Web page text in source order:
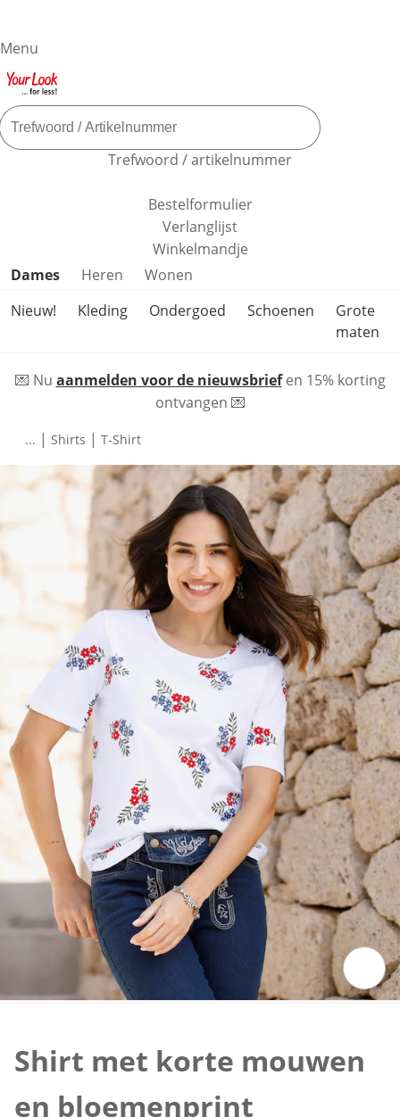
Menu
Trefwoord / artikelnummer
Bestelformulier
Verlanglijst
Winkelmandje
Productcategorieën overslaan
Dames Heren
Wonen
Nieuw!
Kleding Ondergoed Schoenen
Grote
maten
💌 Nu aanmelden voor de nieuwsbriefen 15% korting
ontvangen 💌
... | Shirts | T-Shirt
Shirt met korte mouwen
en bloemenprint